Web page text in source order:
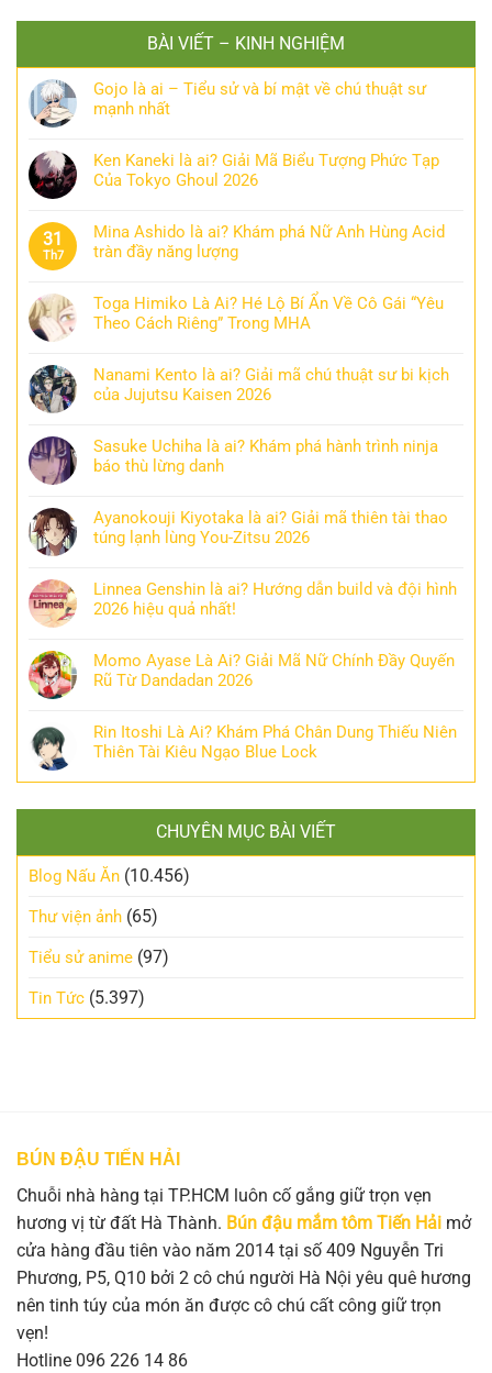
BÀI VIẾT – KINH NGHIỆM
Gojo là ai – Tiểu sử và bí mật về chú thuật sư
mạnh nhất
Ken Kaneki là ai? Giải Mã Biểu Tượng Phức Tạp
Của Tokyo Ghoul 2026
31
Th7
Mina Ashido là ai? Khám phá Nữ Anh Hùng Acid
tràn đầy năng lượng
Toga Himiko Là Ai? Hé Lộ Bí Ẩn Về Cô Gái “Yêu
Theo Cách Riêng” Trong MHA
Nanami Kento là ai? Giải mã chú thuật sư bi kịch
của Jujutsu Kaisen 2026
Sasuke Uchiha là ai? Khám phá hành trình ninja
báo thù lừng danh
Ayanokouji Kiyotaka là ai? Giải mã thiên tài thao
túng lạnh lùng You-Zitsu 2026
Linnea Genshin là ai? Hướng dẫn build và đội hình
2026 hiệu quả nhất!
Momo Ayase Là Ai? Giải Mã Nữ Chính Đầy Quyến
Rũ Từ Dandadan 2026
Rin Itoshi Là Ai? Khám Phá Chân Dung Thiếu Niên
Thiên Tài Kiêu Ngạo Blue Lock
CHUYÊN MỤC BÀI VIẾT
Blog Nấu Ăn (10.456)
Thư viện ảnh (65)
Tiểu sử anime (97)
Tin Tức (5.397)
BÚN ĐẬU TIẾN HẢI
Chuỗi nhà hàng tại TP.HCM luôn cố gắng giữ trọn vẹn
hương vị từ đất Hà Thành. Bún đậu mắm tôm Tiến Hải mở
cửa hàng đầu tiên vào năm 2014 tại số 409 Nguyễn Tri
Phương, P5, Q10 bởi 2 cô chú người Hà Nội yêu quê hương
nên tinh túy của món ăn được cô chú cất công giữ trọn
vẹn!
Hotline 096 226 14 86